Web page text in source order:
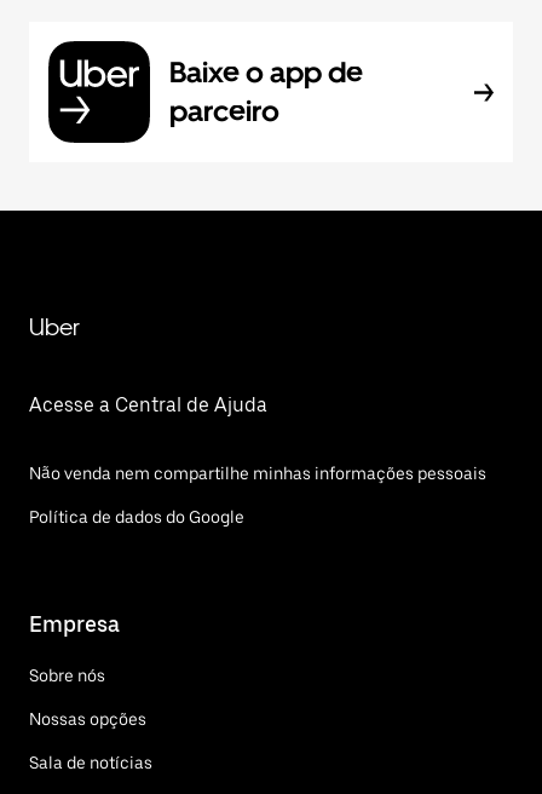
Baixe o app de
parceiro
Uber
Acesse a Central de Ajuda
Não venda nem compartilhe minhas informações pessoais
Política de dados do Google
Empresa
Sobre nós
Nossas opções
Sala de notícias